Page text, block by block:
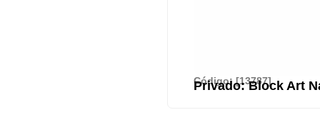
Código: [13787]
Privado: Block Art